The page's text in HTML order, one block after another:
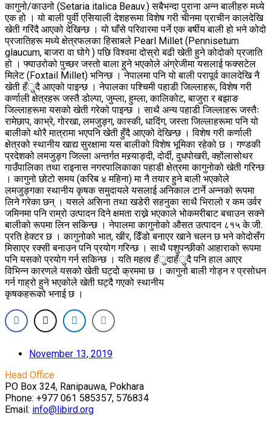
कागुनो/काउनो (Setaria italica Beauv.) सबैभन्दा पुराना अन्न बालीहरु मध्ये
एक हो । यो बाली पुर्वी एसियाली देशहरूमा विशेष गरी चीनमा प्राचीन कालदेखि
खेती गरिंदै आएको देखिन्छ । यो घाँसे परिवारमा पर्ने एक बर्षीय बाली हो भने कोदो
प्रजातिहरू मध्ये क्षेत्रफलका हिसाबले Pearl Millet (Pennisetum
glaucum, बाजरा वा घोगे ) पछि विश्वमा दोस्रो बढी खेती हुने कोदोको प्रजाति
हो । फ्याउरोको पुच्छर जस्तो बाला हुने भएकोले अंग्रेजीमा यसलाई फक्सटेल
मिलेट (Foxtail Millet) भनिन्छ । नेपालमा पनि यो बाली परापूर्व कालदेखि नै
खेती हँुदै आएको पाइन्छ । नेपालका पश्चिमी पहाडी जिल्लाहरू, विशेष गरी
कर्णाली क्षेत्रहरू जस्तै डोल्पा, जुम्ला, हुम्ला, कालिकोट, बाजुरा र बझाङ
जिल्लाहरूमा यसको खेती गरेको पाइन्छ । साथै अन्य पहाडी जिल्लाहरू जस्तैः
रामेछाप, काभ्रे, गोरखा, लमजुङ्ग, कास्की, धादिंग, जस्ता जिल्लाहरूमा पनि यो
बालीको थोरै मात्रामा भएपनि खेती हुँदै आएको देखिन्छ । विशेष गरी कर्णाली
क्षेत्रको स्थानीय खाद्य सुरक्षामा यस बालीको विशेष भूमिका रहेको छ । गण्डकी
प्रदेशको लमजुङ्ग जिल्ला अन्तर्गत मस्र्याङ्दी, दोर्दी, दुधपोखरी, क्होंलासोथर
गाउँपालिका तथा राइनास नगरपालिकाका पहाडी क्षेत्रमा कागुनोको खेती गरिन्छ
। कागुनो छोटो समय (करिब ४ महिना) मा नै तयार हुने बाली भएकोले
लमजुङ्गका स्थानीय कृषक समुदायले यसलाई अनिकाल टार्ने अन्नको रूपमा
लिने गरेका छन् । यसले असिना तथा खडेरी सहनुका साथै भिरालो र कम उर्वर
जमिनमा पनि राम्रो उत्पादन दिने क्षमता राख्ने भएकाले भोकमरीबाट बचाउन सक्ने
बालीको रूपमा लिन सकिन्छ । नेपालमा कागुनोको औसत उत्पादन ८१५ के.जी.
प्रति हेक्टर छ । कागुनोको भात, खीर, ढिँडो बनाएर खाने चलन छ भने कोदोसँग
मिसाएर रक्सी बनाउन पनि प्रयोग गरिन्छ । साथै पशुपन्छीको आहाराको रूपमा
पनि यसको प्रयोग गर्न सकिन्छ । यति महत्व हँुदाहँुदै पनि हाल आएर
विभिन्न कारणले यसको खेती घट्दो क्रममा छ । कागुनो बाली गोड्न र प्रसोधन
गर्न गाह्रो हुने भएकोले खेती घट्दै गएको स्थानीय
कृषकहरूको भनाई छ ।
November 13, 2019
Head Office
PO Box 324, Ranipauwa, Pokhara
Phone: +977 061 585357, 576834
Email: info@libird.org